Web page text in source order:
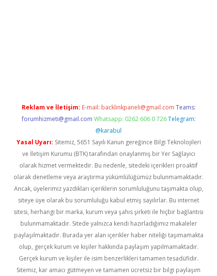
Reklam ve İletişim: E-mail: backlinkpaneli@gmail.com Teams:
forumhizmeti@gmail.com Whatsapp: 0262 606 0 726 Telegram:
@karabul
Yasal Uyarı: Sitemiz, 5651 Sayılı Kanun gereğince Bilgi Teknolojileri
ve İletişim Kurumu (BTK) tarafından onaylanmış bir Yer Sağlayıcı
olarak hizmet vermektedir. Bu nedenle, sitedeki içerikleri proaktif
olarak denetleme veya araştırma yükümlülüğümüz bulunmamaktadır.
Ancak, üyelerimiz yazdıkları içeriklerin sorumluluğunu taşımakta olup,
siteye üye olarak bu sorumluluğu kabul etmiş sayılırlar. Bu internet
sitesi, herhangi bir marka, kurum veya şahıs şirketi ile hiçbir bağlantısı
bulunmamaktadır. Sitede yalnızca kendi hazırladığımız makaleler
paylaşılmaktadır. Burada yer alan içerikler haber niteliği taşımamakta
olup, gerçek kurum ve kişiler hakkında paylaşım yapılmamaktadır.
Gerçek kurum ve kişiler ile isim benzerlikleri tamamen tesadüfidir.
Sitemiz, kar amacı gütmeyen ve tamamen ücretsiz bir bilgi paylaşım